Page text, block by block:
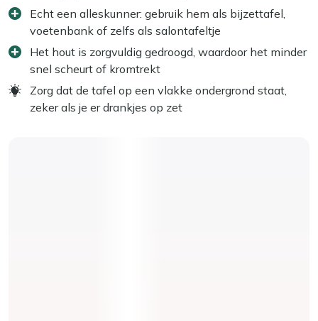
Echt een alleskunner: gebruik hem als bijzettafel,
voetenbank of zelfs als salontafeltje
Het hout is zorgvuldig gedroogd, waardoor het minder
snel scheurt of kromtrekt
Zorg dat de tafel op een vlakke ondergrond staat,
zeker als je er drankjes op zet